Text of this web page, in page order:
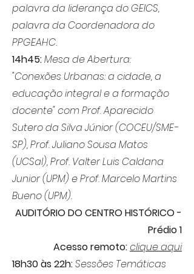
palavra da liderança do GEICS,
palavra da Coordenadora do
PPGEAHC.
14h45:Mesa de Abertura:
"Conexões Urbanas: a cidade, a
educação integral e a formação
docente" com Prof. Aparecido
Sutero da Silva Júnior (COCEU/SME-
SP), Prof. Juliano Sousa Matos
(UCSal), Prof. Valter Luis Caldana
Junior (UPM) e Prof. Marcelo Martins
Bueno (UPM).
AUDITÓRIO DO CENTRO HISTÓRICO -
Prédio 1
Acesso remoto:clique aqui
18h30 às 22h:Sessões Temáticas